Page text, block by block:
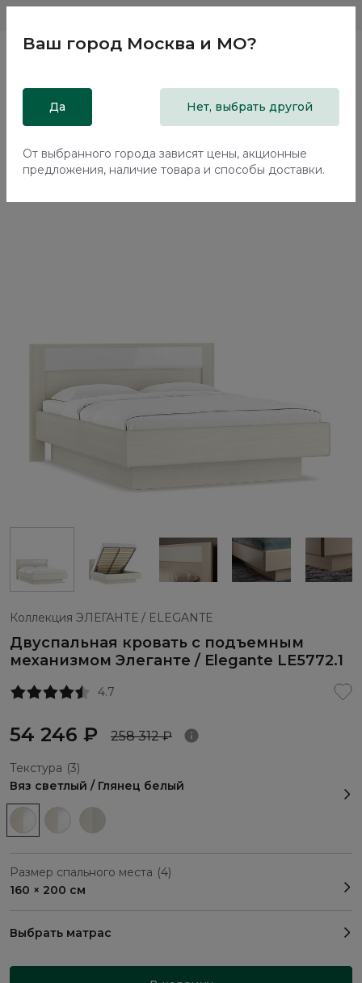
Главная
Кровати
Двуспальная кровать с подъемным механизмом Элеганте /
Коллекция ЭЛЕГАНТЕ / ELEGANTE
Двуспальная кровать с подъемным
механизмом Элеганте / Elegante LE5772.1
4.7
54 246 ₽ 258 312 ₽
Текстура (3)
Вяз светлый / Глянец белый
Размер спального места (4)
160 × 200 см
Выбрать матрас
Ваш город Москва и МО?
Да Нет, выбрать другой
От выбранного города зависят цены, акционные
предложения, наличие товара и способы доставки.